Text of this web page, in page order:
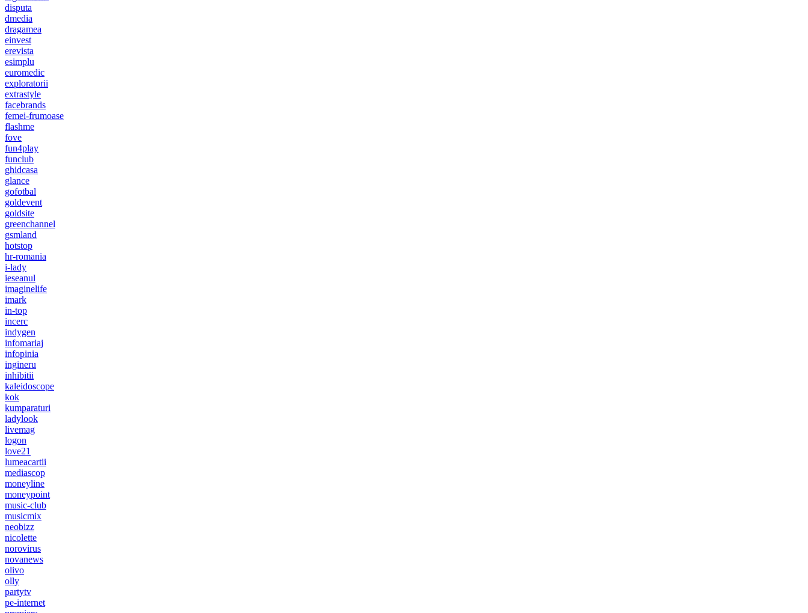
disputa
dmedia
dragamea
einvest
erevista
esimplu
euromedic
exploratorii
extrastyle
facebrands
femei-frumoase
flashme
fove
fun4play
funclub
ghidcasa
glance
gofotbal
goldevent
goldsite
greenchannel
gsmland
hotstop
hr-romania
i-lady
ieseanul
imaginelife
imark
in-top
incerc
indygen
infomariaj
infopinia
ingineru
inhibitii
kaleidoscope
kok
kumparaturi
ladylook
livemag
logon
love21
lumeacartii
mediascop
moneyline
moneypoint
music-club
musicmix
neobizz
nicolette
norovirus
novanews
olivo
olly
partytv
pe-internet